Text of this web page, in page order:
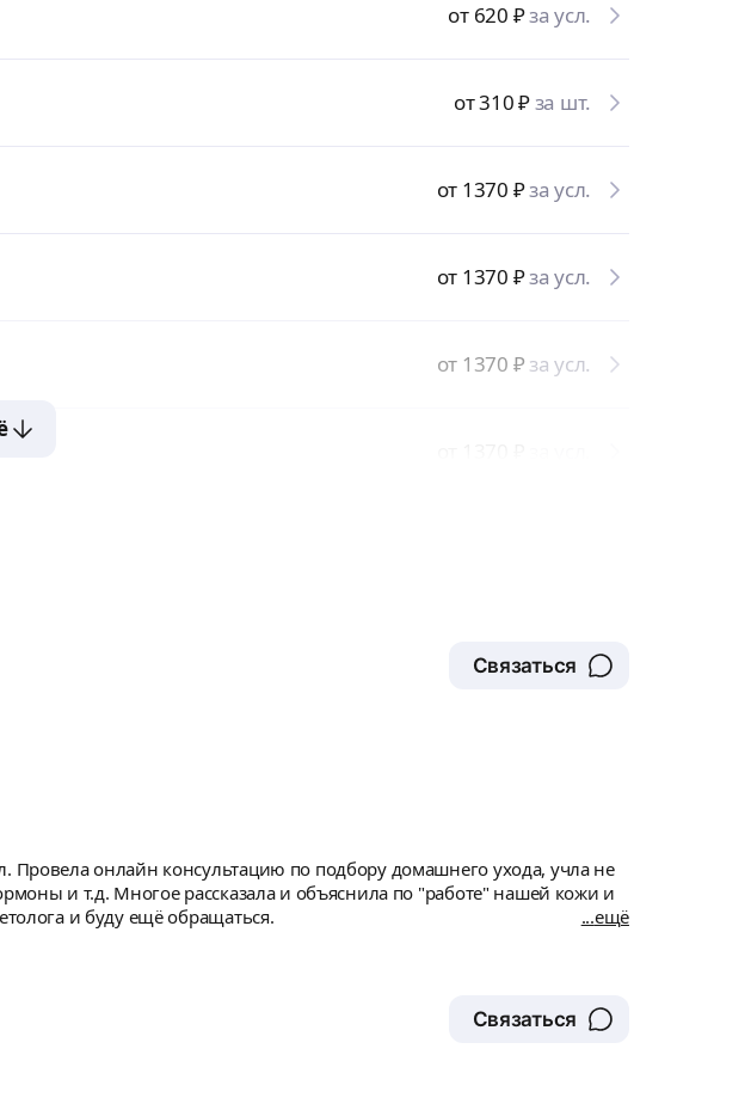
от 620 ₽за усл.
от 310₽за шт.
от 1370 ₽за усл.
от 1370 ₽за усл.
от 1370 ₽ за усл.
Связаться
онлайн консультацию по подбору домашнего ухода, учла не
и т.д. Многое рассказала и объяснила по "работе" нашей кожи и
и буду ещё обращаться.
ещё
Связаться